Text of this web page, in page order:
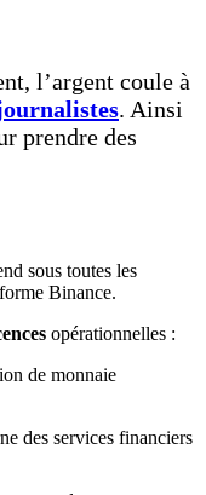
l’argent coule à
. Ainsi
prendre des
sous toutes les
Binance.
opérationnelles :
de monnaie
des services financiers